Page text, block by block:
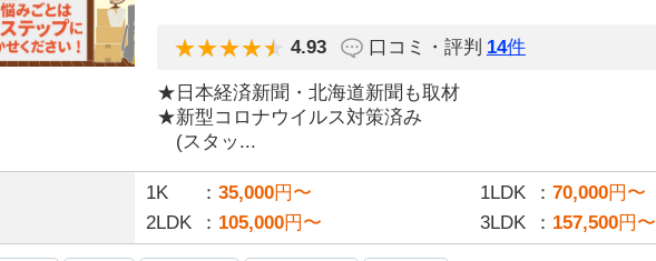
4.93 口コミ・評判 14件
★日本経済新聞・北海道新聞も取材
★新型コロナウイルス対策済み
(スタッ...
1K 35,000円〜 1LDK 70,000円〜
2LDK
105,000円〜 3LDK 157,500円〜